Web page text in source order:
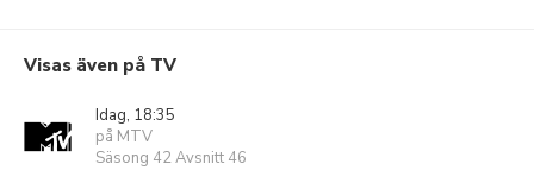
Visas även på TV
Idag, 18:35
på MTV
Säsong 42 Avsnitt 46